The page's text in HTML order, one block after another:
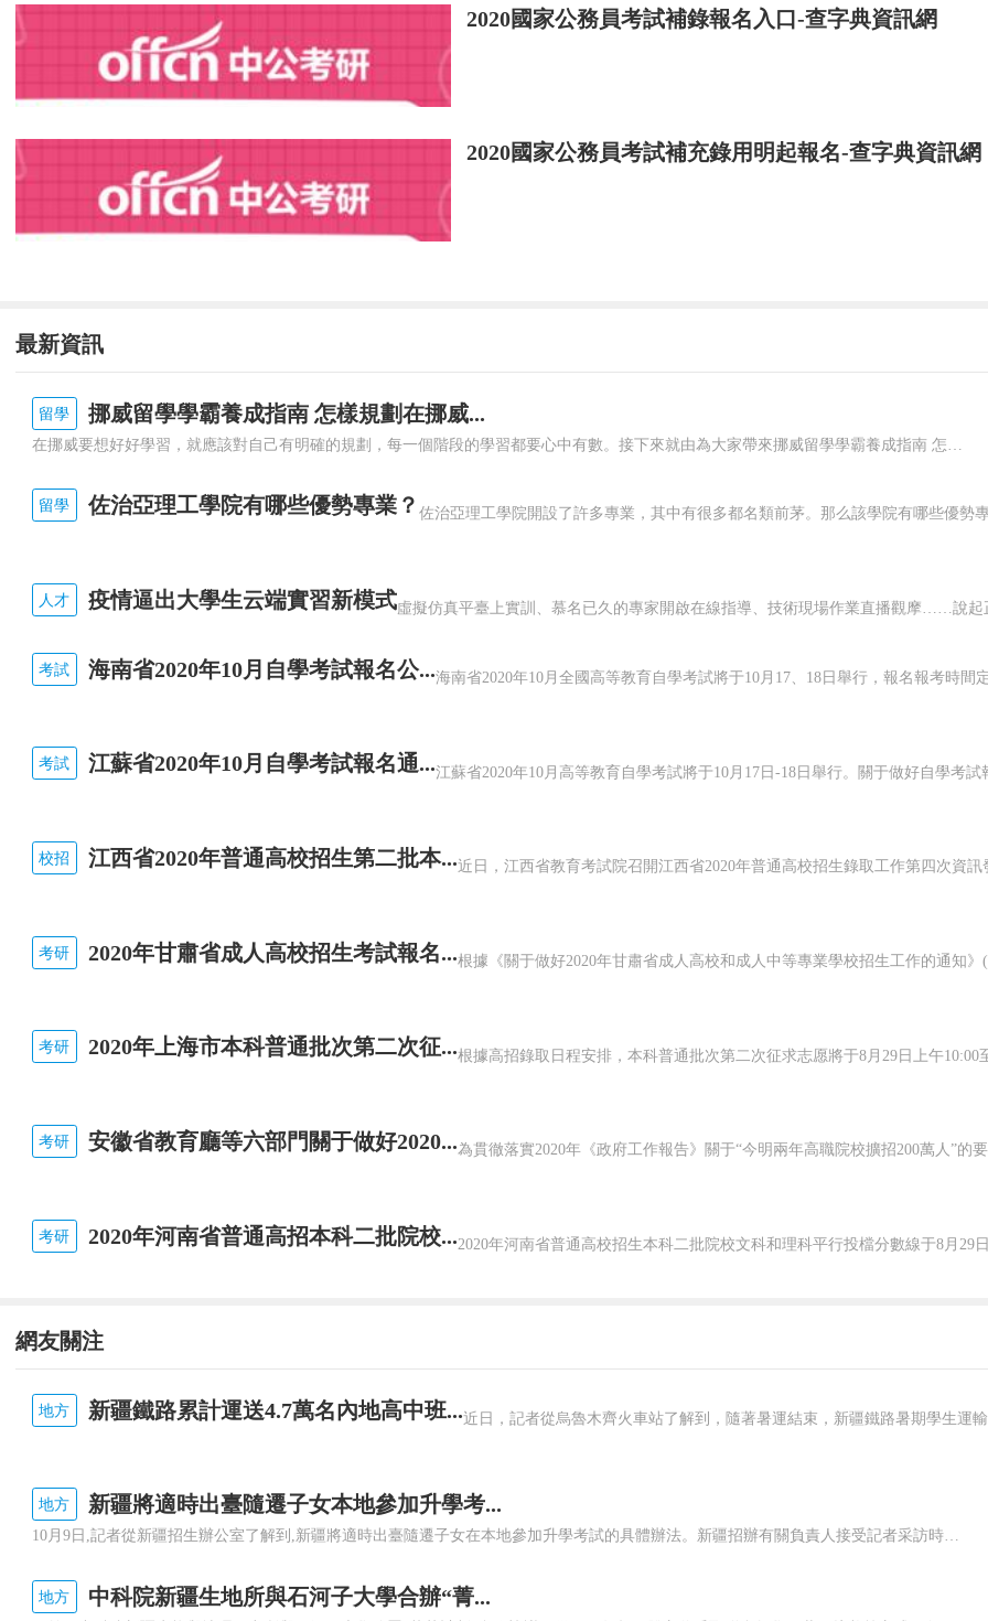
*navigation
n.航行。航海，航空
n.海軍
Nazi
near
adj.1.近的，不遠的
2.親密的
adv.1.接近，靠近
prep./v.接近
nearby
adv.在附近
adv.幾乎，差不多
2.勻稱的
neatly
2.靈巧地，熟練地
adv.必定，必然
necessary
2.必然的
2020國家公務員考試補錄報名入口-查字典資訊網
2020國家公務員考試補充錄用明起報名-查字典資訊網
最新資訊
留學 挪威留學學霸養成指南 怎樣規劃在挪威...
留學 佐治亞理工學院有哪些優勢專業？
人才 疫情逼出大學生云端實習新模式
考試 海南省2020年10月自學考試報名公...
考試 江蘇省2020年10月自學考試報名通...
校招 江西省2020年普通高校招生第二批本...
考研 2020年甘肅省成人高校招生考試報名...
考研 2020年上海市本科普通批次第二次征...
考研 安徽省教育廳等六部門關于做好2020...
考研 2020年河南省普通高招本科二批院校...
網友關注
地方 新疆鐵路累計運送4.7萬名內地高中班...
地方 新疆將適時出臺隨遷子女本地參加升學考...
10月9日,記者從新疆招生辦公室了解到,新疆將適時出臺隨遷子女在本地參加升學考試的具體辦法。新疆招辦有關負責人接受記者采訪時表示,關于進城務工人員隨遷子女接受義務教育后在當地參加升學考試的問題,自治區按照國務院辦公廳轉發教育部等部門《關于做好進城務工人員隨遷子女接受義務教育后在當地參加升學考試工作的
地方 中科院新疆生地所與石河子大學合辦“菁...